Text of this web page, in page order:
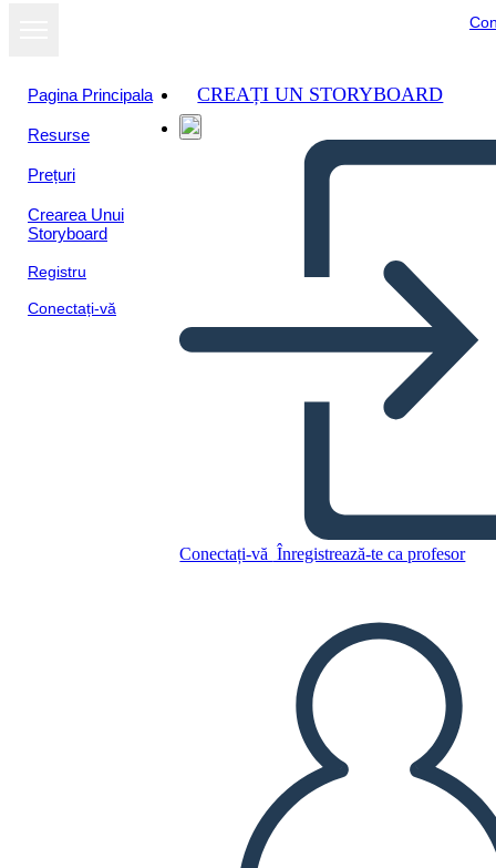
Pagina Principala
Resurse
Prețuri
Crearea Unui
Storyboard
Registru
Conectați-vă
CREAȚI UN STORYBOARD
Conectați-vă Înregistrează-te ca profesor
Tipuri de Prefigurare - Foaie
de Lucru/Șablon 2
Copiați acest Storyboard
CREAȚI UN STORYBOARD
REDAȚI PREZENTAREA DE DIAPOZITIVE